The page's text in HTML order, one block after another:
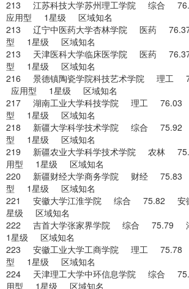
213 江苏科技大学苏州理工学院 综合
应用型 1星级 区域知名
213 辽宁中医药大学杏林学院 医药
型 1星级 区域知名
213 天津医科大学临床医学院 医药
型 1星级 区域知名
216 景德镇陶瓷学院科技艺术学院 理
应用型 1星级 区域知名
217 湖南工业大学科技学院 理工
型 1星级 区域知名
218 新疆大学科学技术学院 综合
型 1星级 区域知名
219 新疆农业大学科学技术学院 农
用型 1星级 区域知名
220 新疆财经大学商务学院 财经
型 1星级 区域知名
221 安徽大学江淮学院 综合 75.82
星级 区域知名
222 吉首大学张家界学院 综合
1星级 区域知名
223 安徽工业大学工商学院 理工
型 1星级 区域知名
224 天津理工大学中环信息学院 综
用型 1星级 区域知名